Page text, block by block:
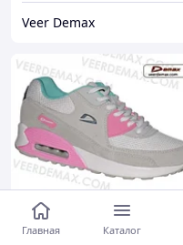
Veer Demax
Главная Каталог